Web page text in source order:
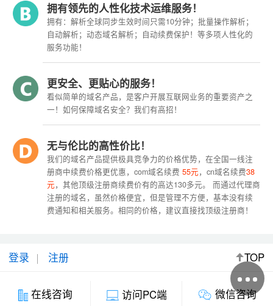
拥有领先的人性化技术运维服务！
拥有：解析全球同步生效时间只需10分钟；批量操作解析；
自动解析；动态域名解析；自动续费保护！等多项人性化的
服务功能！
更安全、更贴心的服务！
看似简单的域名产品，是客户开展互联网业务的重要资产之
一！如何保障域名安全？我们有高招！
无与伦比的高性价比！
我们的域名产品提供极具竞争力的价格优势，在全国一线注
册商中续费价格更优惠，com域名续费 55元，cn域名续费38
元，其他顶级注册商续费价有的高达130多元。 而通过代理商
注册的域名，虽然价格便宜，但是管理不方便，基本没有续
费通知和相关服务。相同的价格，建议直接找顶级注册商！
登录 注册 TOP
在线咨询 访问PC端 微信咨询